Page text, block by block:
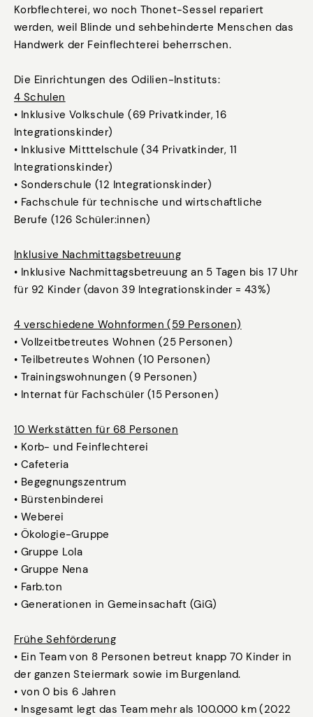
Korbflechterei, wo noch Thonet-Sessel repariert
werden, weil Blinde und sehbehinderte Menschen das
Handwerk der Feinflechterei beherrschen.
Die Einrichtungen des Odilien-Instituts:
4 Schulen
• Inklusive Volkschule (69 Privatkinder, 16
Integrationskinder)
• Inklusive Mitttelschule (34 Privatkinder, 11
Integrationskinder)
• Sonderschule (12 Integrationskinder)
• Fachschule für technische und wirtschaftliche
Berufe (126 Schüler:innen)
Inklusive Nachmittagsbetreuung
• Inklusive Nachmittagsbetreuung an 5 Tagen bis 17 Uhr
für 92 Kinder (davon 39 Integrationskinder = 43%)
4 verschiedene Wohnformen (59 Personen)
• Vollzeitbetreutes Wohnen (25 Personen)
• Teilbetreutes Wohnen (10 Personen)
• Trainingswohnungen (9 Personen)
• Internat für Fachschüler (15 Personen)
10 Werkstätten für 68 Personen
• Korb- und Feinflechterei
• Cafeteria
• Begegnungszentrum
• Bürstenbinderei
• Weberei
• Ökologie-Gruppe
• Gruppe Lola
• Gruppe Nena
• Farb.ton
• Generationen in Gemeinsachaft (GiG)
Frühe Sehförderung
• Ein Team von 8 Personen betreut knapp 70 Kinder in
der ganzen Steiermark sowie im Burgenland.
• von 0 bis 6 Jahren
• Insgesamt legt das Team mehr als 100.000 km (2022